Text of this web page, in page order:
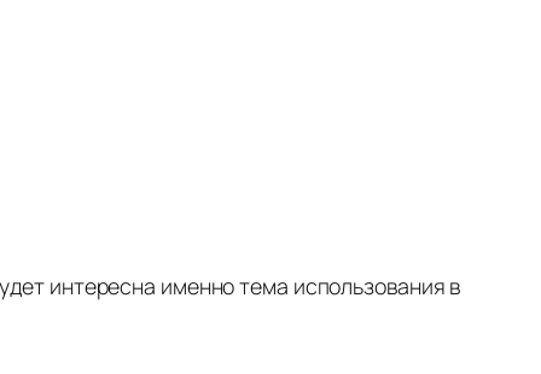
интересна именно тема использования в